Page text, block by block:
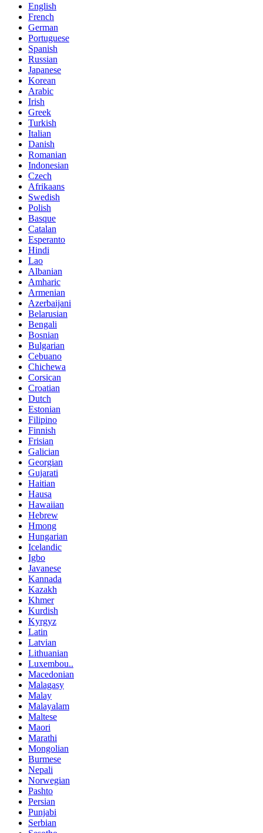
English
French
German
Portuguese
Spanish
Russian
Japanese
Korean
Arabic
Irish
Greek
Turkish
Italian
Danish
Romanian
Indonesian
Czech
Afrikaans
Swedish
Polish
Basque
Catalan
Esperanto
Hindi
Lao
Albanian
Amharic
Armenian
Azerbaijani
Belarusian
Bengali
Bosnian
Bulgarian
Cebuano
Chichewa
Corsican
Croatian
Dutch
Estonian
Filipino
Finnish
Frisian
Galician
Georgian
Gujarati
Haitian
Hausa
Hawaiian
Hebrew
Hmong
Hungarian
Icelandic
Igbo
Javanese
Kannada
Kazakh
Khmer
Kurdish
Kyrgyz
Latin
Latvian
Lithuanian
Luxembou..
Macedonian
Malagasy
Malay
Malayalam
Maltese
Maori
Marathi
Mongolian
Burmese
Nepali
Norwegian
Pashto
Persian
Punjabi
Serbian